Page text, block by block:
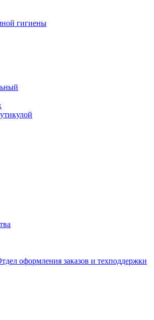
гигиены
оформления заказов и техподдержки